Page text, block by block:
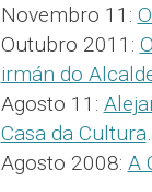
Novembro 11:
Outubro 2011:
irmán do
Agosto 11:
Casa da Cultura.
Agosto 2008: A